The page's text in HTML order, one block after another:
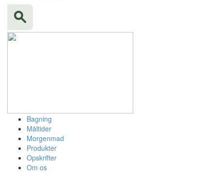
Bagning
Måltider
Morgenmad
Produkter
Opskrifter
Om os